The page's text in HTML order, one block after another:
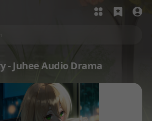
- Juhee Audio Drama